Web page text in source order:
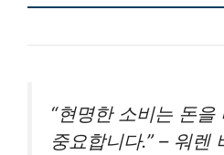
“현명한 소비는 돈을
중요합니다.” – 워렌